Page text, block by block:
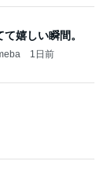
嬉しい瞬間。
1日前